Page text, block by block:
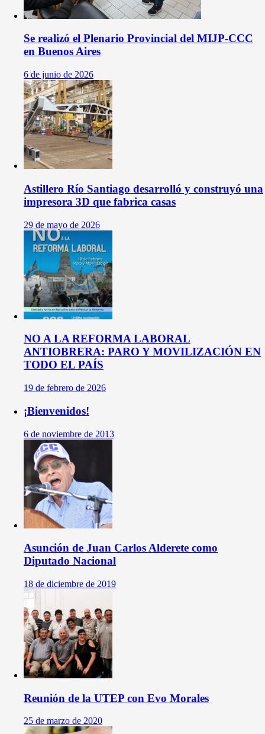
Se realizó el Plenario Provincial del MIJP-CCC
en Buenos Aires
6 de junio de 2026
Astillero Río Santiago desarrolló y construyó una
impresora 3D que fabrica casas
29 de mayo de 2026
NO A LA REFORMA LABORAL
ANTIOBRERA: PARO Y MOVILIZACIÓN EN
TODO EL PAÍS
19 de febrero de 2026
¡Bienvenidos!
6 de noviembre de 2013
Asunción de Juan Carlos Alderete como
Diputado Nacional
18 de diciembre de 2019
Reunión de la UTEP con Evo Morales
25 de marzo de 2020